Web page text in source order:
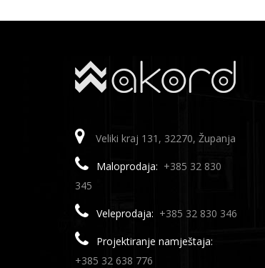
Veliki kraj 131, 32270, Županja
Maloprodaja: +385 32 830
345
Veleprodaja: +385 32 830 346
Projektiranje namještaja:
+385 32 638 776